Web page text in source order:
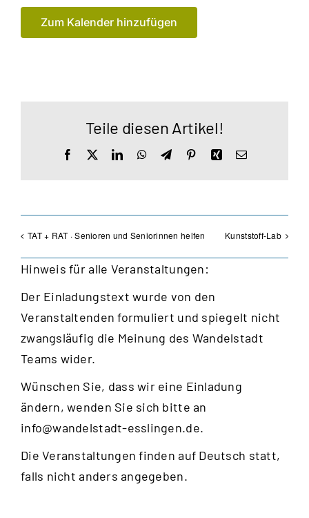
Zum Kalender hinzufügen
Teile diesen Artikel!
Facebook LinkedInWhatsApp
TelegramPinterestXingE-
TAT + RAT · Senioren und Seniorinnen helfen Kunststoff-Lab
Hinweis für alle Veranstaltungen:
Der Einladungstext wurde von den
Veranstaltenden formuliert und spiegelt nicht
zwangsläufig die Meinung des Wandelstadt
Teams wider.
Wünschen Sie, dass wir eine Einladung
ändern, wenden Sie sich bitte an
info@wandelstadt-esslingen.de.
Die Veranstaltungen finden auf Deutsch statt,
falls nicht anders angegeben.